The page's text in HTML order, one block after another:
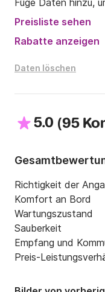
Füge Daten hinzu,
Preisliste sehen
Rabatte anzeigen
Daten löschen
5.0 (95
Richtigkeit der
Komfort an Bord
Wartungszustand
Sauberkeit
Empfang und
Preis-